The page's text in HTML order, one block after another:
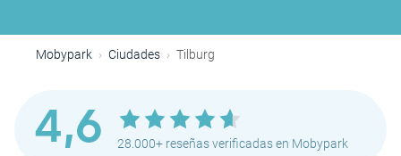
Mobypark Ciudades Tilburg
4,6 28.000+ reseñas verificadas en Mobypark